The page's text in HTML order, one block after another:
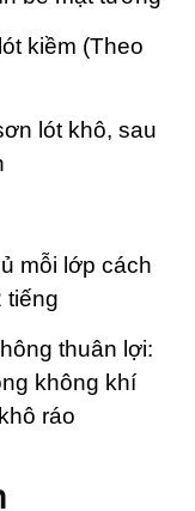
kiềm (Theo
lót khô, sau
mỗi lớp cách
tiếng
thuân lợi:
không khí
ráo